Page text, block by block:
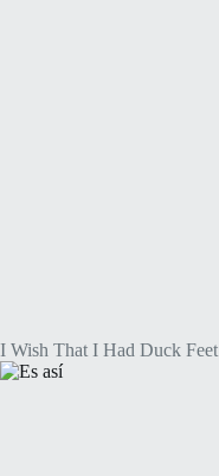
I Wish That I Had Duck Feet